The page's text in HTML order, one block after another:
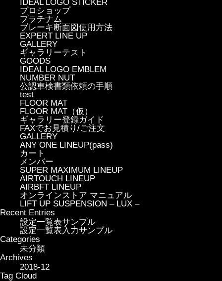
IDEAL LOGO STICKER
プロショップ
プラチナム
ブレーキ断面図使用方法
EXPERT LINE UP
GALLERY
ギャラリーテスト
GOODS
IDEAL LOGO EMBLEM
NUMBER NUT
公認車検書類依頼の手順
test
FLOOR MAT
FLOOR MAT（仮）
ギャラリー登録ガイド
FAXでお見積り/ご注文
GALLERY
ANY ONE LINEUP(pass)
カート
メンバー
SUPER MAXIMUM LINEUP
AIRTOUCH LINEUP
AIRBFT LINEUP
オンラインストア マニュアル
LIFT UP SUSPENSION – LUX –
Recent Entries
設定一覧表サンプル
設定一覧表入力サンプル
Categories
未分類
Archives
2018-12
Tag Cloud